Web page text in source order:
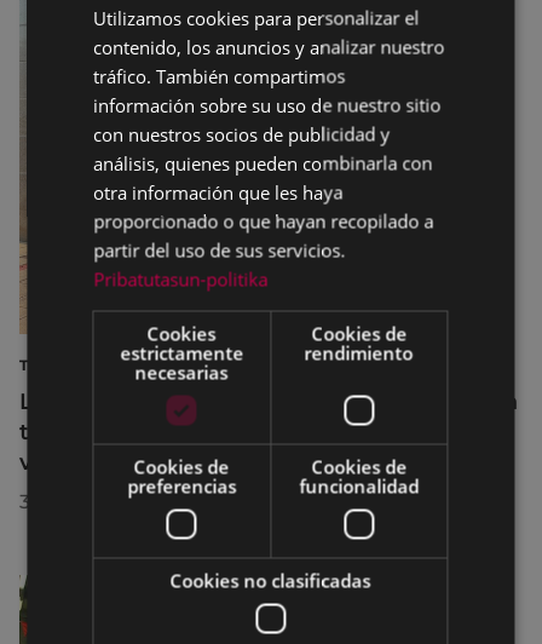
TURISMO
La diputada Azahara Domínguez destaca la
transformación turística de Eibar en su
visita a la localidad
30/07/2026
BASQUE
SPANISH
Utilizamos cookies para personalizar el
contenido, los anuncios y analizar nuestro
tráfico. También compartimos
información sobre su uso de nuestro sitio
con nuestros socios de publicidad y
análisis, quienes pueden combinarla con
otra información que les haya
proporcionado o que hayan recopilado a
partir del uso de sus servicios.
Pribatutasun-politika
Cookies
estrictamente
necesarias
Cookies de
rendimiento
Cookies de
preferencias
Cookies de
funcionalidad
Cookies no clasificadas